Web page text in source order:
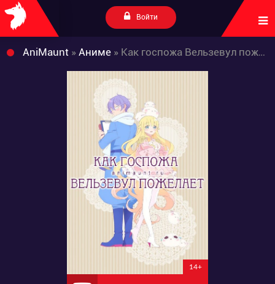
Войти
AniMaunt » Аниме » Как госпожа Вельзевул пожелает
14+